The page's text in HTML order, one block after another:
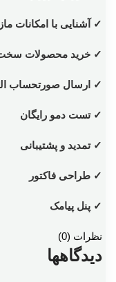
✓ آشنایی با امکانات
✓ خرید محصولات سخت
✓ ارسال صورتحساب
✓ تست دمو رایگان
✓ تمدید و پشتیبانی
✓ طراحی فاکتور
✓ پنل پیامک
نظرات (0)
دیدگاهها